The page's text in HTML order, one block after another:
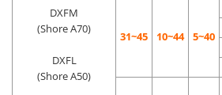
DXFM
(Shore A70)
DXFL
(Shore A50)
31~45 10~44 5~40